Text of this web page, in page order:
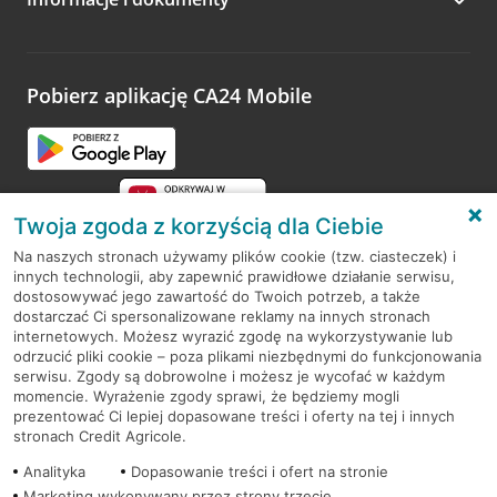
składania wniosku
założeń „Dofinansowania pobytu w żłobku”
procesowania wniosku, poza serwisem banku
braku informacji o rozpatrzeniu wniosku
wysokości dofinansowania
terminów realizacji kolejnych etapów pracy z
wnioskiem
wypłaty dofinansowania
terminów wypłat dofinansowania
My - bank Credit Agricole przyjmujemy i
rozpatrujemy reklamacje zgodnie z zasadami, które
opisaliśmy na naszejstronie internetowej.
Pobierz aplikację CA24 Mobile
RODO
Regulamin serwisu
Mapa serwisu
PolitykaCookies
Twoja zgoda z korzyścią dla Ciebie
Na naszych stronach używamy plików cookie (tzw. ciasteczek) i
innych technologii, aby zapewnić prawidłowe działanie serwisu,
dostosowywać jego zawartość do Twoich potrzeb, a także
dostarczać Ci spersonalizowane reklamy na innych stronach
internetowych. Możesz wyrazić zgodę na wykorzystywanie lub
odrzucić pliki cookie – poza plikami niezbędnymi do funkcjonowania
serwisu. Zgody są dobrowolne i możesz je wycofać w każdym
momencie. Wyrażenie zgody sprawi, że będziemy mogli
prezentować Ci lepiej dopasowane treści i oferty na tej i innych
stronach Credit Agricole.
Analityka
Dopasowanie treści i ofert na stronie